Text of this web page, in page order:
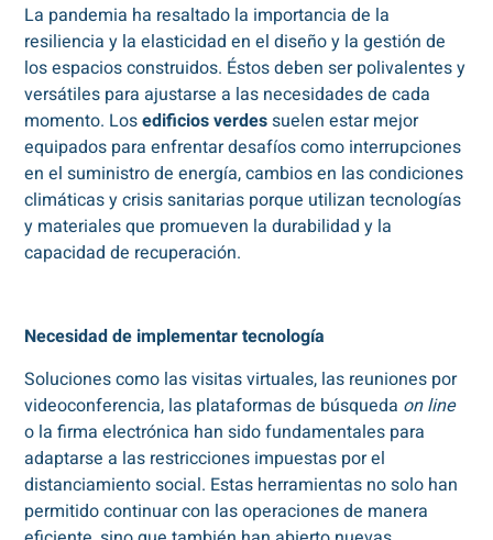
La pandemia ha resaltado la importancia de la
resiliencia y la elasticidad en el diseño y la gestión de
los espacios construidos. Éstos deben ser polivalentes y
versátiles para ajustarse a las necesidades de cada
momento. Losedificios verdessuelen estar mejor
equipados para enfrentar desafíos como interrupciones
en el suministro de energía, cambios en las condiciones
climáticas y crisis sanitarias porque utilizan tecnologías
y materiales que promueven la durabilidad y la
capacidad de recuperación.
Necesidad de implementar tecnología
Soluciones como las visitas virtuales, las reuniones por
videoconferencia, las plataformas de búsqueda on line
o la firma electrónica han sido fundamentales para
adaptarse a las restricciones impuestas por el
distanciamiento social. Estas herramientas no solo han
permitido continuar con las operaciones de manera